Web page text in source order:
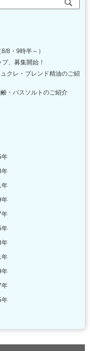
8・9時半～）
、募集開始！
クレ・ブレンド精油のご紹
鹸・バスソルトのご紹介
年
年
年
年
年
年
年
年
年
年
年